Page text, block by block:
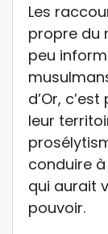
Les
propre du
peu
d’Or,
leur
conduire à
qui aurait
pouvoir.